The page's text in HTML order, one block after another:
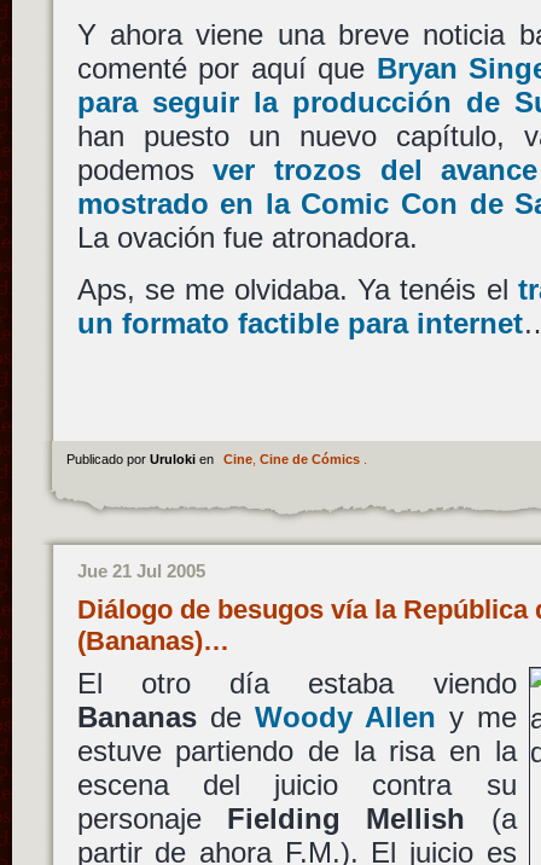
Y ahora viene una breve noticia
comenté por aquí que Bryan
para seguir la producción de
han puesto un nuevo capítulo,
podemosver trozos del
mostrado en la Comic Con de
La ovación fue atronadora.
Aps, se me olvidaba. Ya tenéis el
un formato factible para internet
Publicado por Uruloki en Cine, Cine de Cómics.
Jue 21 Jul 2005
Diálogo de besugos vía la República
(Bananas)…
El otro día estaba viendo
Bananasde Woody Allen y me
estuve partiendo de la risa en la
escena del juicio contra su
personaje Fielding Mellish (a
partir de ahora F.M.). El juicio es